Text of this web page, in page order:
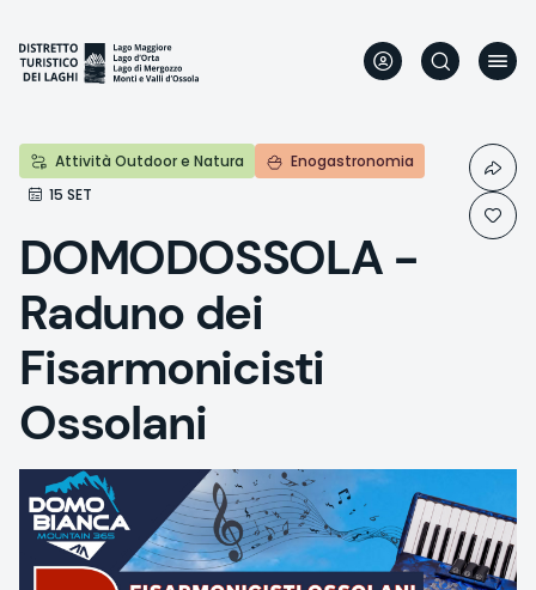
Inhalt
Attività Outdoor e Natura
Enogastronomia
15 SET
DOMODOSSOLA -
Raduno dei
Fisarmonicisti
Ossolani